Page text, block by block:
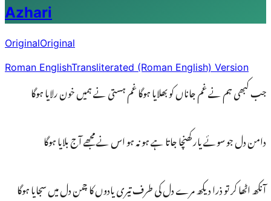
Azhari
OriginalOriginal
Roman EnglishTransliterated (Roman English) Version
جب کبھی ہم نے غم جاناں کو بھلایا ہوگا غم ہستی نے ہمیں خون رلایا ہوگا
دامن دل جو سوئے یار کھنچا جاتا ہے ہو نہ ہو اس نے مجھے آج بلایا ہوگا
آنکھ اٹھا کر تو ذرا دیکھ مرے دل کی طرف تیری یادوں کا چمن دل میں سجایا ہوگا